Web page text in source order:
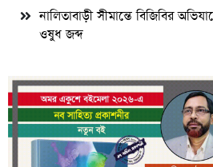
নালিতাবাড়ী সীমান্তে বিজিবির
ওষুধ জব্দ